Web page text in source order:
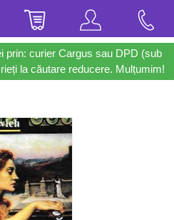
prin: curier Cargus sau DPD (sub
la căutare reducere. Mulțumim!